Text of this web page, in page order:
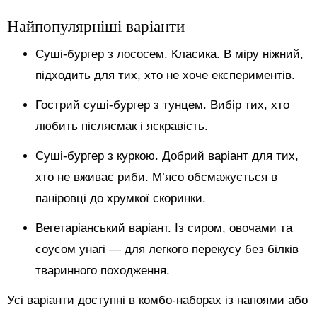
Найпопулярніші варіанти
Суші-бургер з лососем. Класика. В міру ніжний,
підходить для тих, хто не хоче експериментів.
Гострий суші-бургер з тунцем. Вибір тих, хто
любить післясмак і яскравість.
Суші-бургер з куркою. Добрий варіант для тих,
хто не вживає риби. М’ясо обсмажується в
паніровці до хрумкої скоринки.
Вегетаріанський варіант. Із сиром, овочами та
соусом унагі — для легкого перекусу без білків
тваринного походження.
Усі варіанти доступні в комбо-наборах із напоями або